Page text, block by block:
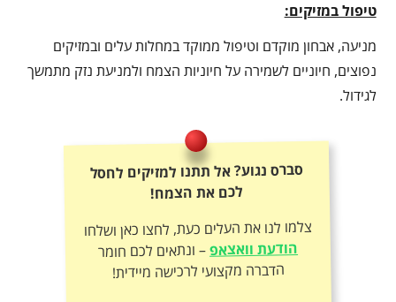
טיפול במזיקים:
מניעה, אבחון מוקדם וטיפול ממוקד במחלות עלים ובמזיקים
נפוצים, חיוניים לשמירה על חיוניות הצמח ולמניעת נזק מתמשך
לגידול.
סברס נגוע? אל תתנו למזיקים לחסל
לכם את הצמח!
צלמו לנו את העלים כעת, לחצו כאן ושלחו
הודעת וואצאפ– ונתאים לכם חומר
הדברה מקצועי לרכישה מיידית!